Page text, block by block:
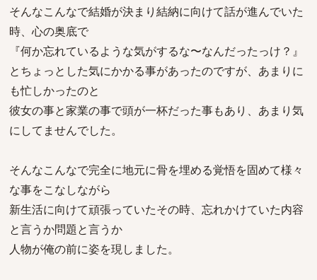
そんなこんなで結婚が決まり結納に向けて話が進んでいた
時、心の奥底で
『何か忘れているような気がするな〜なんだったっけ？』
とちょっとした気にかかる事があったのですが、あまりに
も忙しかったのと
彼女の事と家業の事で頭が一杯だった事もあり、あまり気
にしてませんでした。
そんなこんなで完全に地元に骨を埋める覚悟を固めて様々
な事をこなしながら
新生活に向けて頑張っていたその時、忘れかけていた内容
と言うか問題と言うか
人物が俺の前に姿を現しました。